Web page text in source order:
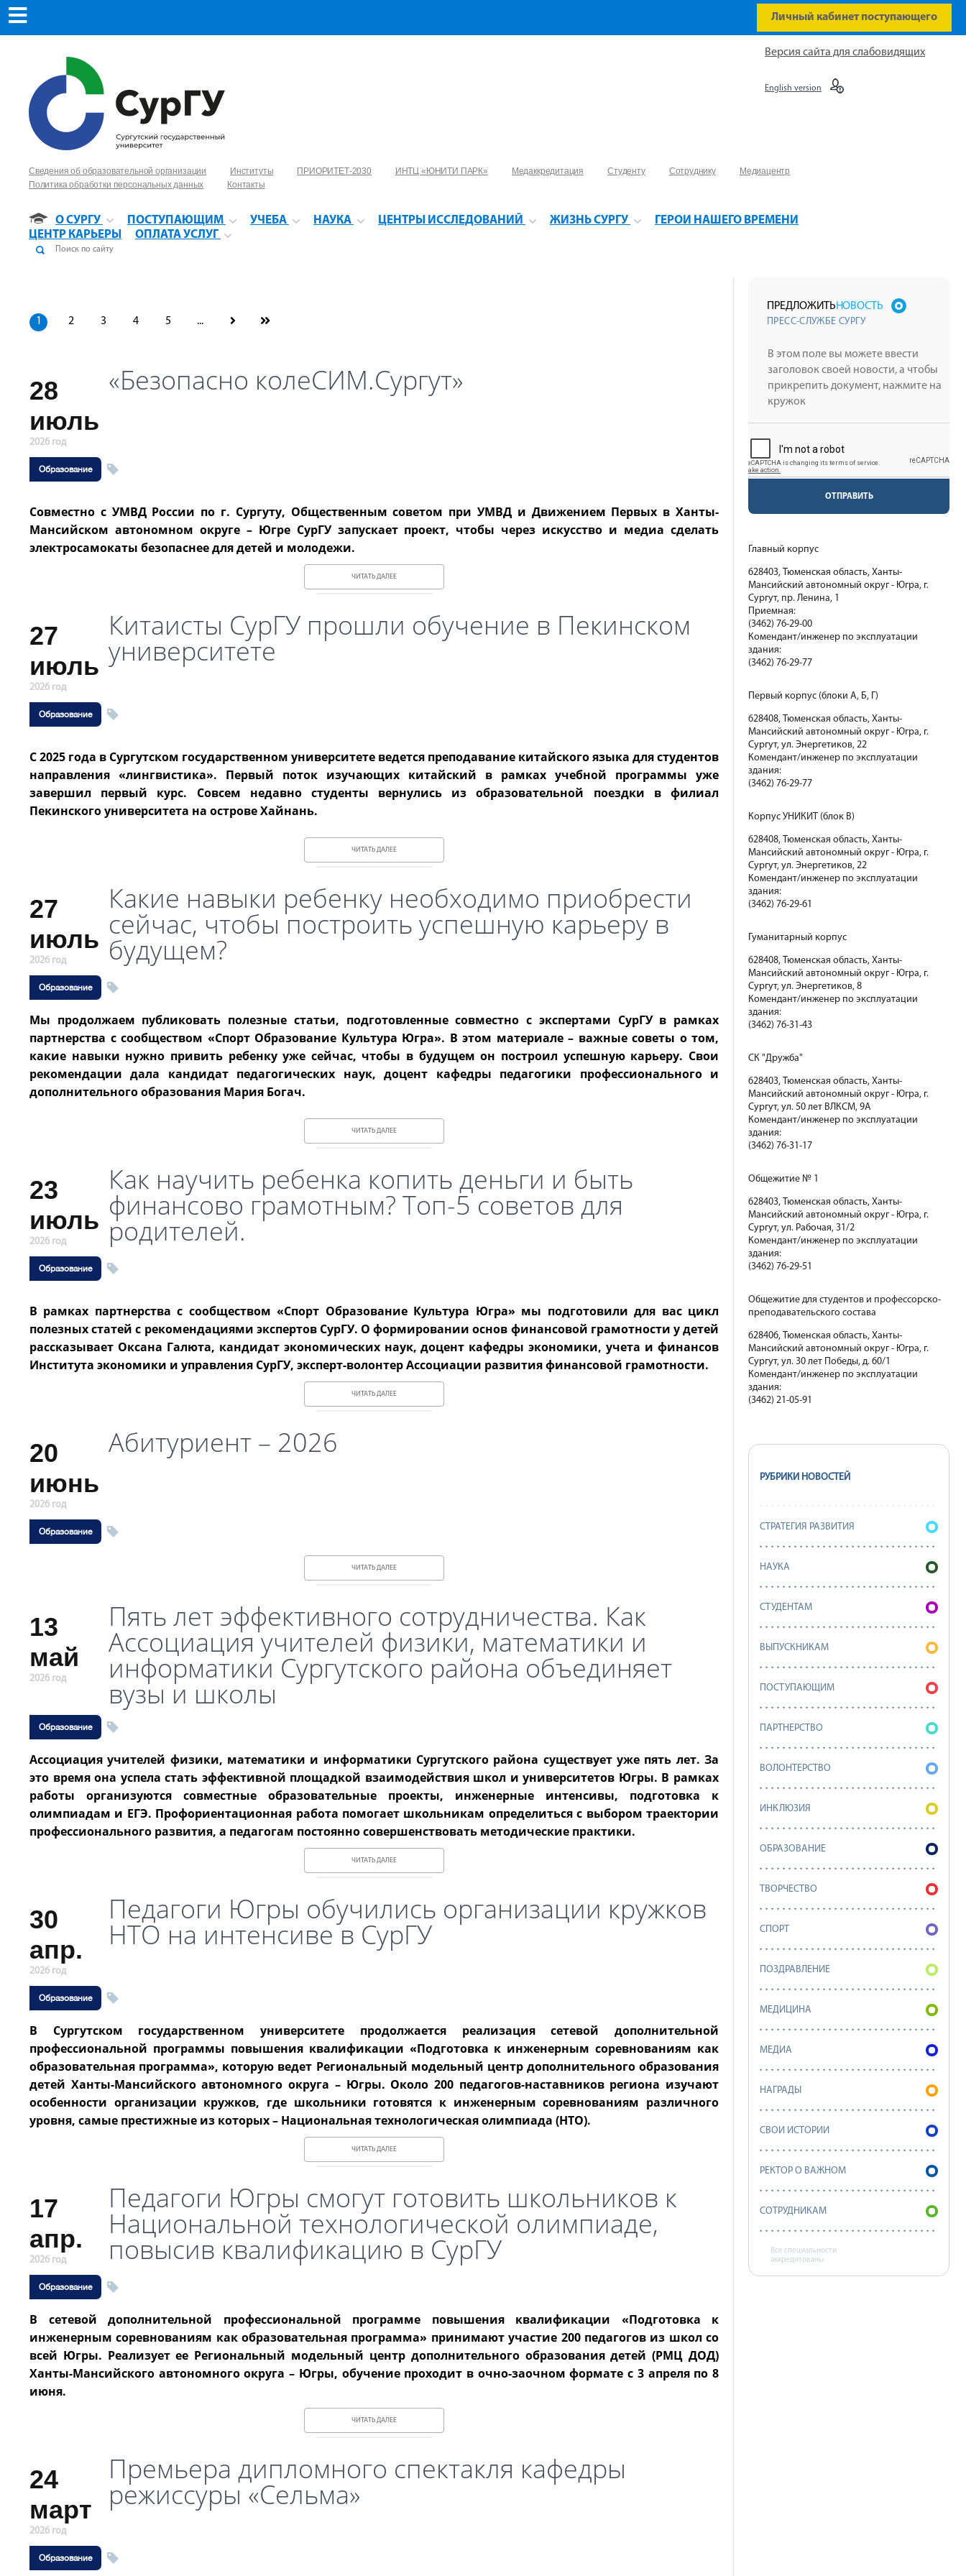
Личный кабинет поступающего
Сведения об образовательной организации Институты ПРИОРИТЕТ-2030 ИНТЦ «ЮНИТИ ПАРК» Медаккредитация Студенту Сотруднику
Медиацентр
Политика обработки персональных данных
Контакты
О СУРГУ ПОСТУПАЮЩИМ УЧЕБА НАУКА ЦЕНТРЫ ИССЛЕДОВАНИЙ ЖИЗНЬ СУРГУ
ГЕРОИ НАШЕГО ВРЕМЕНИ
ЦЕНТР КАРЬЕРЫ
ОПЛАТА УСЛУГ
Версия сайта для слабовидящих
English version
1 2 3 4 5 ...
28
июль
2026 год
«Безопасно колеСИМ.Сургут»
Образование
Совместно с УМВД России по г. Сургуту, Общественным советом при УМВД и Движением Первых в Ханты-
Мансийском автономном округе – Югре СурГУ запускает проект, чтобы через искусство и медиа сделать
электросамокаты безопаснее для детей и молодежи.
ЧИТАТЬ ДАЛЕЕ
27
июль
2026 год
Китаисты СурГУ прошли обучение в Пекинском
университете
Образование
С 2025 года в Сургутском государственном университете ведется преподавание китайского языка для студентов
направления «лингвистика». Первый поток изучающих китайский в рамках учебной программы уже
завершил первый курс. Совсем недавно студенты вернулись из образовательной поездки в филиал
Пекинского университета на острове Хайнань.
ЧИТАТЬ ДАЛЕЕ
27
июль
2026 год
Какие навыки ребенку необходимо приобрести
сейчас, чтобы построить успешную карьеру в
будущем?
Образование
Мы продолжаем публиковать полезные статьи, подготовленные совместно с экспертами СурГУ в рамках
партнерства с сообществом «Спорт Образование Культура Югра». В этом материале – важные советы о том,
какие навыки нужно привить ребенку уже сейчас, чтобы в будущем он построил успешную карьеру. Свои
рекомендации дала кандидат педагогических наук, доцент кафедры педагогики профессионального и
дополнительного образования Мария Богач.
ЧИТАТЬ ДАЛЕЕ
23
июль
2026 год
Как научить ребенка копить деньги и быть
финансово грамотным? Топ-5 советов для
родителей.
Образование
В рамках партнерства с сообществом «Спорт Образование Культура Югра» мы подготовили для вас цикл
полезных статей с рекомендациями экспертов СурГУ. О формировании основ финансовой грамотности у детей
рассказывает Оксана Галюта, кандидат экономических наук, доцент кафедры экономики, учета и финансов
Института экономики и управления СурГУ, эксперт-волонтер Ассоциации развития финансовой грамотности.
ЧИТАТЬ ДАЛЕЕ
20
июнь
2026 год
Абитуриент – 2026
Образование
ЧИТАТЬ ДАЛЕЕ
13
май
2026 год
Пять лет эффективного сотрудничества. Как
Ассоциация учителей физики, математики и
информатики Сургутского района объединяет
вузы и школы
Образование
Ассоциация учителей физики, математики и информатики Сургутского района существует уже пять лет. За
это время она успела стать эффективной площадкой взаимодействия школ и университетов Югры. В рамках
работы организуются совместные образовательные проекты, инженерные интенсивы, подготовка к
олимпиадам и ЕГЭ. Профориентационная работа помогает школьникам определиться с выбором траектории
профессионального развития, а педагогам постоянно совершенствовать методические практики.
ЧИТАТЬ ДАЛЕЕ
30
апр.
2026 год
Педагоги Югры обучились организации кружков
НТО на интенсиве в СурГУ
Образование
В Сургутском государственном университете продолжается реализация сетевой дополнительной
профессиональной программы повышения квалификации «Подготовка к инженерным соревнованиям как
образовательная программа», которую ведет Региональный модельный центр дополнительного образования
детей Ханты-Мансийского автономного округа – Югры. Около 200 педагогов-наставников региона изучают
особенности организации кружков, где школьники готовятся к инженерным соревнованиям различного
уровня, самые престижные из которых – Национальная технологическая олимпиада (НТО).
ЧИТАТЬ ДАЛЕЕ
17
апр.
2026 год
Педагоги Югры смогут готовить школьников к
Национальной технологической олимпиаде,
повысив квалификацию в СурГУ
Образование
В сетевой дополнительной профессиональной программе повышения квалификации «Подготовка к
инженерным соревнованиям как образовательная программа» принимают участие 200 педагогов из школ со
всей Югры. Реализует ее Региональный модельный центр дополнительного образования детей (РМЦ ДОД)
Ханты-Мансийского автономного округа – Югры, обучение проходит в очно-заочном формате с 3 апреля по 8
июня.
ЧИТАТЬ ДАЛЕЕ
24
март
2026 год
Премьера дипломного спектакля кафедры
режиссуры «Сельма»
Образование
ПРЕДЛОЖИТЬНОВОСТЬ
ПРЕСС-СЛУЖБЕ СУРГУ
ОТПРАВИТЬ
Главный корпус
628403, Тюменская область, Ханты-
Мансийский автономный округ - Югра, г.
Сургут, пр. Ленина, 1
Приемная:
(3462) 76-29-00
Комендант/инженер по эксплуатации
здания:
(3462) 76-29-77
Первый корпус (блоки А, Б, Г)
628408, Тюменская область, Ханты-
Мансийский автономный округ - Югра, г.
Сургут, ул. Энергетиков, 22
Комендант/инженер по эксплуатации
здания:
(3462) 76-29-77
Корпус УНИКИТ (блок В)
628408, Тюменская область, Ханты-
Мансийский автономный округ - Югра, г.
Сургут, ул. Энергетиков, 22
Комендант/инженер по эксплуатации
здания:
(3462) 76-29-61
Гуманитарный корпус
628408, Тюменская область, Ханты-
Мансийский автономный округ - Югра, г.
Сургут, ул. Энергетиков, 8
Комендант/инженер по эксплуатации
здания:
(3462) 76-31-43
СК "Дружба"
628403, Тюменская область, Ханты-
Мансийский автономный округ - Югра, г.
Сургут, ул. 50 лет ВЛКСМ, 9А
Комендант/инженер по эксплуатации
здания:
(3462) 76-31-17
Общежитие № 1
628403, Тюменская область, Ханты-
Мансийский автономный округ - Югра, г.
Сургут, ул. Рабочая, 31/2
Комендант/инженер по эксплуатации
здания:
(3462) 76-29-51
Общежитие для студентов и профессорско-
преподавательского состава
628406, Тюменская область, Ханты-
Мансийский автономный округ - Югра, г.
Сургут, ул. 30 лет Победы, д. 60/1
Комендант/инженер по эксплуатации
здания:
(3462) 21-05-91
РУБРИКИ НОВОСТЕЙ
СТРАТЕГИЯ РАЗВИТИЯ
НАУКА
СТУДЕНТАМ
ВЫПУСКНИКАМ
ПОСТУПАЮЩИМ
ПАРТНЕРСТВО
ВОЛОНТЕРСТВО
ИНКЛЮЗИЯ
ОБРАЗОВАНИЕ
ТВОРЧЕСТВО
СПОРТ
ПОЗДРАВЛЕНИЕ
МЕДИЦИНА
МЕДИА
НАГРАДЫ
СВОИ ИСТОРИИ
РЕКТОР О ВАЖНОМ
СОТРУДНИКАМ
Все специальности
аккредитованы